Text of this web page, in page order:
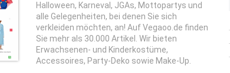
Halloween, Karneval, JGAs, Mottopartys und
alle Gelegenheiten, bei denen Sie sich
verkleiden möchten, an! Auf Vegaoo.de finden
Sie mehr als 30.000 Artikel. Wir bieten
Erwachsenen- und Kinderkostüme,
Accessoires, Party-Deko sowie Make-Up.